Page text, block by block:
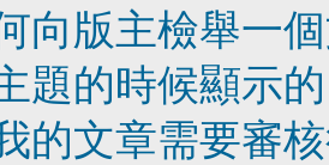
向版主檢舉一
題的時候顯示
的文章需要審